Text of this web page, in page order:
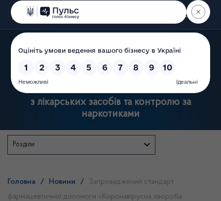
Пошук
Державна служба України
з лікарських засобів та контролю за
наркотиками
Розділи
Головна / Новини /
Запроваджений стандарт
фармацевтичної допомоги «Коронавірусна хвороба